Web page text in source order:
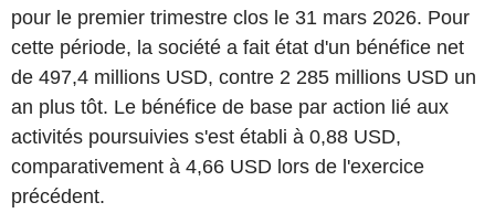
pour le premier trimestre clos le 31 mars 2026. Pour
cette période, la société a fait état d'un bénéfice net
de 497,4 millions USD, contre 2 285 millions USD un
an plus tôt. Le bénéfice de base par action lié aux
activités poursuivies s'est établi à 0,88 USD,
comparativement à 4,66 USD lors de l'exercice
précédent.